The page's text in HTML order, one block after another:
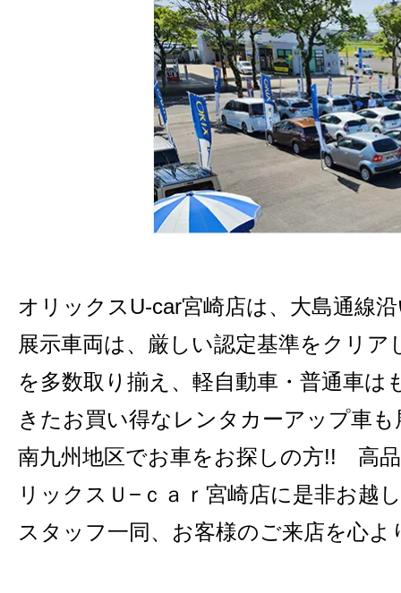
オリックスU-car宮崎店は、大島通線
展示車両は、厳しい認定基準をクリ
を多数取り揃え、軽自動車・普通車は
きたお買い得なレンタカーアップ車
南九州地区でお車をお探しの方!! 高
リックスＵ−ｃａｒ宮崎店に是非お越
スタッフ一同、お客様のご来店を心